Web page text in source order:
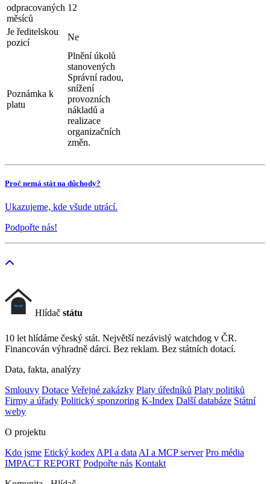
odpracovaných
měsíců
12
Je ředitelskou
pozicí
Ne
Poznámka k
platu
Plnění úkolů
stanovených
Správní radou,
snížení
provozních
nákladů a
realizace
organizačních
změn.
Proč nemá stát na důchody?
Ukazujeme, kde všude utrácí.
Podpořte nás!
Hlídač státu
10 let hlídáme český stát. Největší nezávislý watchdog v ČR.
Financován výhradně dárci. Bez reklam. Bez státních dotací.
Data, fakta, analýzy
Smlouvy Dotace Veřejné zakázky Platy úředníků Platy politiků
Firmy a úřady Politický sponzoring K-Index Další databáze Státní
weby
O projektu
Kdo jsme Etický kodex API a data AI a MCP server Pro média
IMPACT REPORT Podpořte nás Kontakt